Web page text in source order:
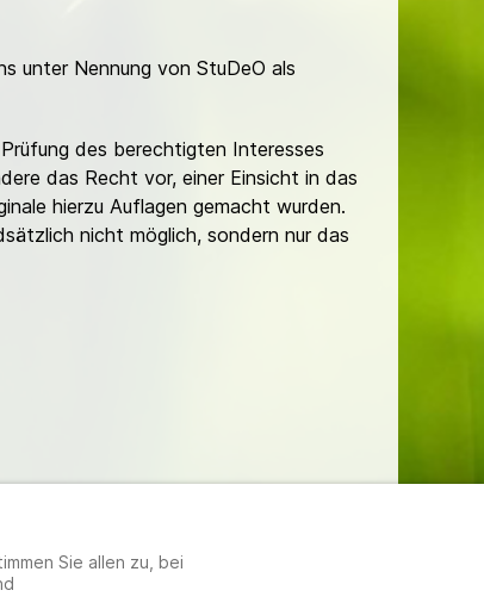
unter Nennung von StuDeO als
des berechtigten Interesses
das Recht vor, einer Einsicht in das
hierzu Auflagen gemacht wurden.
nicht möglich, sondern nur das
Sie allen zu, bei